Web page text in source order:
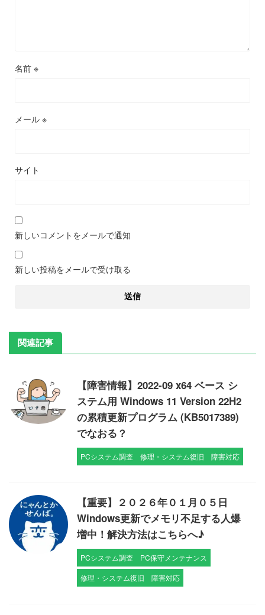
名前 ※
メール ※
サイト
新しいコメントをメールで通知
新しい投稿をメールで受け取る
関連記事
【障害情報】2022-09 x64 ベース シ
ステム用 Windows 11 Version 22H2
の累積更新プログラム (KB5017389)
でなおる？
PCシステム調査 修理・システム復旧 障害対応
【重要】２０２６年０１月０５日
Windows更新でメモリ不足する人爆
増中！解決方法はこちらへ♪
PCシステム調査
PC保守メンテナンス
修理・システム復旧
障害対応